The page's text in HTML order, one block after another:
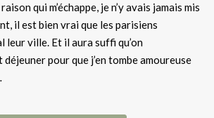
qui m’échappe, je n’y avais jamais mis
il est bien vrai que les parisiens
leur ville. Et il aura suffi qu’on
déjeuner pour que j’en tombe amoureuse